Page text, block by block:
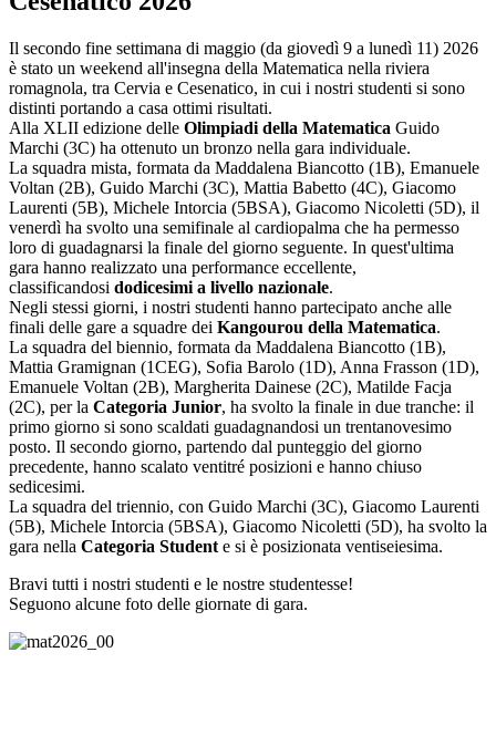
Il secondo fine settimana di maggio (da giovedì 9 a lunedì 11) 2026
è stato un weekend all'insegna della Matematica nella riviera
romagnola, tra Cervia e Cesenatico, in cui i nostri studenti si sono
distinti portando a casa ottimi risultati.
Alla XLII edizione delle Olimpiadi della Matematica Guido
Marchi (3C) ha ottenuto un bronzo nella gara individuale.
La squadra mista, formata da Maddalena Biancotto (1B), Emanuele
Voltan (2B), Guido Marchi (3C), Mattia Babetto (4C), Giacomo
Laurenti (5B), Michele Intorcia (5BSA), Giacomo Nicoletti (5D), il
venerdì ha svolto una semifinale al cardiopalma che ha permesso
loro di guadagnarsi la finale del giorno seguente. In quest'ultima
gara hanno realizzato una performance eccellente,
classificandosi dodicesimi a livello nazionale.
Negli stessi giorni, i nostri studenti hanno partecipato anche alle
finali delle gare a squadre dei Kangourou della Matematica.
La squadra del biennio, formata da Maddalena Biancotto (1B),
Mattia Gramignan (1CEG), Sofia Barolo (1D), Anna Frasson (1D),
Emanuele Voltan (2B), Margherita Dainese (2C), Matilde Facja
(2C), per la Categoria Junior, ha svolto la finale in due tranche: il
primo giorno si sono scaldati guadagnandosi un trentanovesimo
posto. Il secondo giorno, partendo dal punteggio del giorno
precedente, hanno scalato ventitré posizioni e hanno chiuso
sedicesimi.
La squadra del triennio, con Guido Marchi (3C), Giacomo Laurenti
(5B), Michele Intorcia (5BSA), Giacomo Nicoletti (5D), ha svolto la
gara nella Categoria Student e si è posizionata ventiseiesima.
Bravi tutti i nostri studenti e le nostre studentesse!
Seguono alcune foto delle giornate di gara.